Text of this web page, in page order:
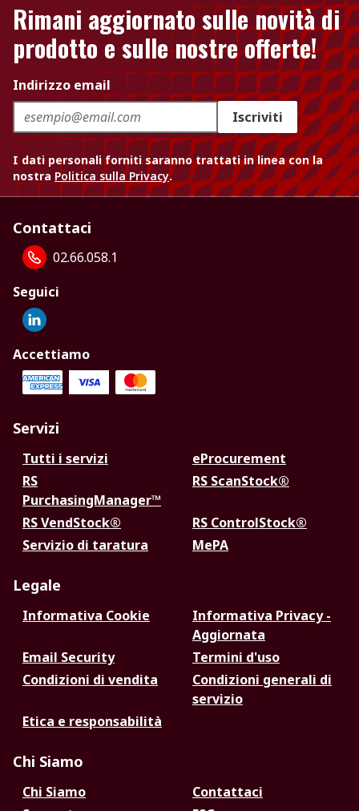
Rimani aggiornato sulle novità di
prodotto e sulle nostre offerte!
Indirizzo email
Iscriviti
I dati personali forniti saranno trattati in linea con la
nostra Politica sulla Privacy.
Contattaci
02.66.058.1
Seguici
Accettiamo
Servizi
Tutti i servizi
eProcurement
RS
PurchasingManager™
RS ScanStock®
RS VendStock®
RS ControlStock®
Servizio di taratura
MePA
Legale
Informativa Cookie
Informativa Privacy -
Aggiornata
Email Security
Termini d'uso
Condizioni di vendita
Condizioni generali di
servizio
Etica e responsabilità
Chi Siamo
Chi Siamo
Contattaci